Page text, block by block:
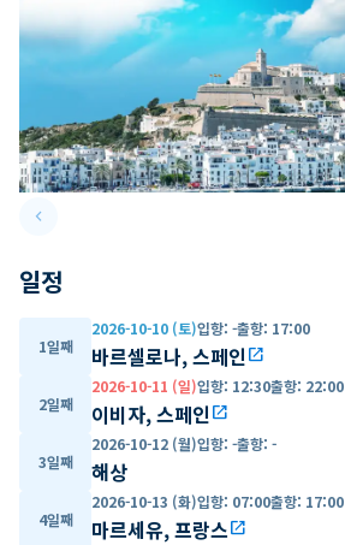
keyboard_arrow_leftPrevious slide
일정
1일째
2026-10-10 (토)입항: -출항: 17:00
바르셀로나, 스페인open_in_new
2일째
2026-10-11 (일)입항: 12:30출항: 22:00
이비자, 스페인open_in_new
3일째
2026-10-12 (월)입항: -출항: -
해상
4일째
2026-10-13 (화)입항: 07:00출항: 17:00
마르세유, 프랑스open_in_new